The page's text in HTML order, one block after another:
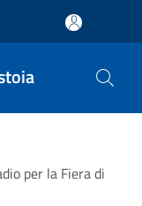
per la Fiera di